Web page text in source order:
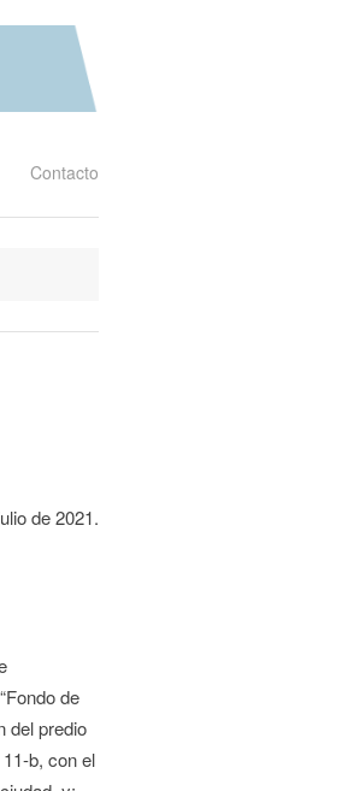
Contacto
de 2021.
de
del predio
b, con el